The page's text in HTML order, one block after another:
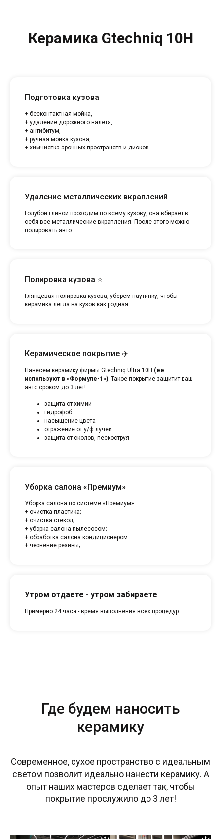
Керамика Gtechniq 10H
Подготовка кузова
+ бесконтактная мойка,
+ удаление дорожного налёта,
+ антибитум,
+ ручная мойка кузова,
+ химчистка арочных пространств и дисков
Удаление металлических вкраплений
Голубой глиной проходим по всему кузову, она вбирает в
себя все металлические вкрапления. После этого можно
полировать авто.
Полировка кузова ⭐
Глянцевая полировка кузова, уберем паутинку, чтобы
керамика легла на кузов как родная
Керамическое покрытие ✈️
Нанесем керамику фирмы Gtechniq Ultra 10H (ее
используют в «Формуле-1») . Такое покрытие защитит ваш
авто сроком до 3 лет!
защита от химии
гидрофоб
насыщение цвета
отражение от у/ф лучей
защита от сколов, пескоструя
Уборка салона «Премиум»
Уборка салона по системе «Премиум».
+ очистка пластика;
+ очистка стекол;
+ уборка салона пылесосом;
+ обработка салона кондиционером
+ чернение резины;
Утром отдаете - утром забираете
Примерно 24 часа - время выполнения всех процедур.
Где будем наносить
керамику
Современное, сухое пространство с идеальным
светом позволит идеально нанести керамику. А
опыт наших мастеров сделает так, чтобы
покрытие прослужило до 3 лет!